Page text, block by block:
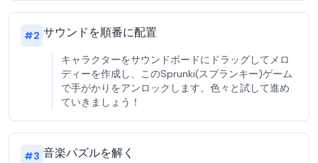
#2 サウンドを順番に配置
キャラクターをサウンドボードにドラッグしてメロ
ディーを作成し、このSprunki(スプランキー)ゲーム
で手がかりをアンロックします。色々と試して進め
ていきましょう！
#3 音楽パズルを解く